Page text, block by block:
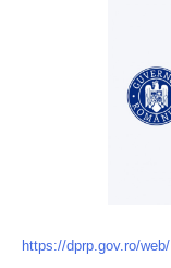
https://dprp.gov.ro/web/